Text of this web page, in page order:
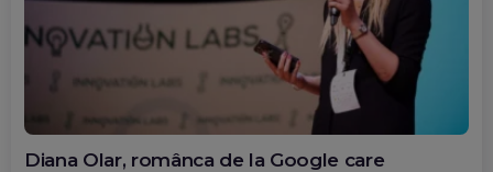
Diana Olar, românca de la Google care